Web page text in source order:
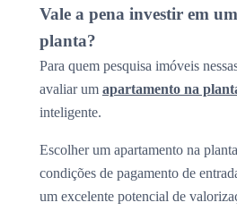
Vale a pena investir em
planta?
Para quem pesquisa imóveis
avaliar um apartamento na
inteligente.
Escolher um apartamento na
condições de pagamento de
um excelente potencial de